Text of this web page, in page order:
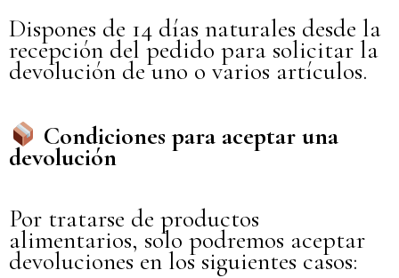
Dispones de 14 días naturales desde la
recepción del pedido para solicitar la
devolución de uno o varios artículos.
Condiciones para aceptar una
devolución
Por tratarse de productos
alimentarios, solo podremos aceptar
devoluciones en los siguientes casos: